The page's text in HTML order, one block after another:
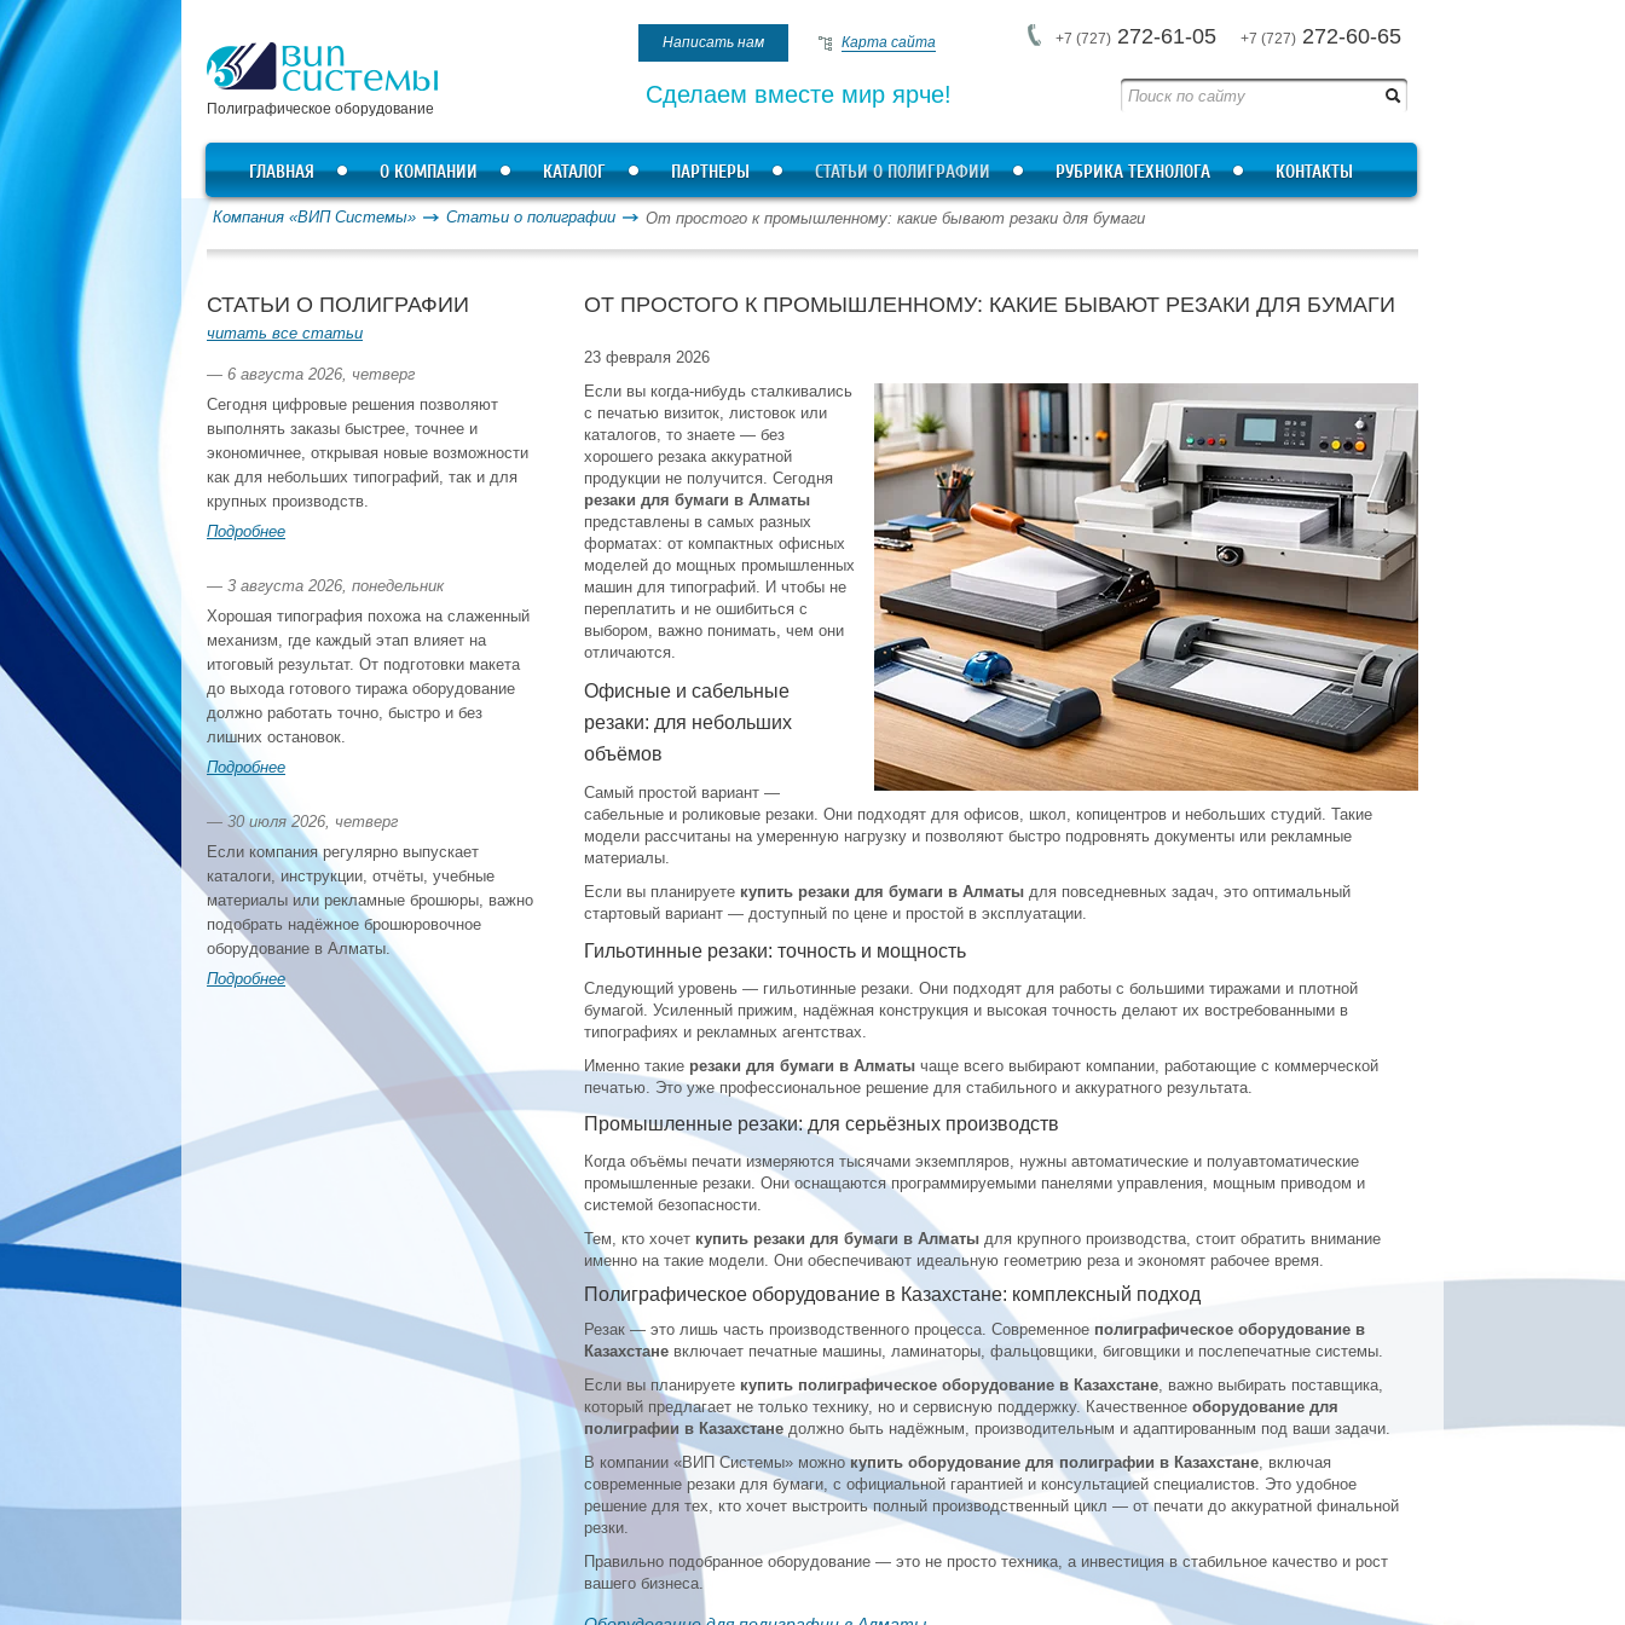
Полиграфическое оборудование
Сделаем вместе мир ярче!
+7 (727) 272-61-05 +7 (727) 272-60-65
Написать нам Карта сайта
ГЛАВНАЯ О КОМПАНИИ КАТАЛОГ ПАРТНЕРЫ СТАТЬИ О ПОЛИГРАФИИ РУБРИКА ТЕХНОЛОГА КОНТАКТЫ
Компания «ВИП Системы» Статьи о полиграфии От простого к промышленному: какие бывают резаки для бумаги
СТАТЬИ О ПОЛИГРАФИИ
читать все статьи
— 6 августа 2026, четверг
Сегодня цифровые решения позволяют
выполнять заказы быстрее, точнее и
экономичнее, открывая новые возможности
как для небольших типографий, так и для
крупных производств.
Подробнее
— 3 августа 2026, понедельник
Хорошая типография похожа на слаженный
механизм, где каждый этап влияет на
итоговый результат. От подготовки макета
до выхода готового тиража оборудование
должно работать точно, быстро и без
лишних остановок.
Подробнее
— 30 июля 2026, четверг
Если компания регулярно выпускает
каталоги, инструкции, отчёты, учебные
материалы или рекламные брошюры, важно
подобрать надёжное брошюровочное
оборудование в Алматы.
Подробнее
ОТ ПРОСТОГО К ПРОМЫШЛЕННОМУ: КАКИЕ БЫВАЮТ РЕЗАКИ ДЛЯ БУМАГИ
23 февраля 2026
Если вы когда-нибудь сталкивались
с печатью визиток, листовок или
каталогов, то знаете — без
хорошего резака аккуратной
продукции не получится. Сегодня
резаки для бумаги в Алматы
представлены в самых разных
форматах: от компактных офисных
моделей до мощных промышленных
машин для типографий. И чтобы не
переплатить и не ошибиться с
выбором, важно понимать, чем они
отличаются.
Офисные и сабельные
резаки: для небольших
объёмов
Самый простой вариант —
сабельные и роликовые резаки. Они подходят для офисов, школ, копицентров и небольших студий. Такие
модели рассчитаны на умеренную нагрузку и позволяют быстро подровнять документы или рекламные
материалы.
Если вы планируете купить резаки для бумаги в Алматы для повседневных задач, это оптимальный
стартовый вариант — доступный по цене и простой в эксплуатации.
Гильотинные резаки: точность и мощность
Следующий уровень — гильотинные резаки. Они подходят для работы с большими тиражами и плотной
бумагой. Усиленный прижим, надёжная конструкция и высокая точность делают их востребованными в
типографиях и рекламных агентствах.
Именно такие резаки для бумаги в Алматы чаще всего выбирают компании, работающие с коммерческой
печатью. Это уже профессиональное решение для стабильного и аккуратного результата.
Промышленные резаки: для серьёзных производств
Когда объёмы печати измеряются тысячами экземпляров, нужны автоматические и полуавтоматические
промышленные резаки. Они оснащаются программируемыми панелями управления, мощным приводом и
системой безопасности.
Тем, кто хочет купить резаки для бумаги в Алматы для крупного производства, стоит обратить внимание
именно на такие модели. Они обеспечивают идеальную геометрию реза и экономят рабочее время.
Полиграфическое оборудование в Казахстане: комплексный подход
Резак — это лишь часть производственного процесса. Современное полиграфическое оборудование в
Казахстане включает печатные машины, ламинаторы, фальцовщики, биговщики и послепечатные системы.
Если вы планируете купить полиграфическое оборудование в Казахстане, важно выбирать поставщика,
который предлагает не только технику, но и сервисную поддержку. Качественное оборудование для
полиграфии в Казахстане должно быть надёжным, производительным и адаптированным под ваши задачи.
В компании «ВИП Системы» можнокупить оборудование для полиграфии в Казахстане, включая
современные резаки для бумаги, с официальной гарантией и консультацией специалистов. Это удобное
решение для тех, кто хочет выстроить полный производственный цикл — от печати до аккуратной финальной
резки.
Правильно подобранное оборудование — это не просто техника, а инвестиция в стабильное качество и рост
вашего бизнеса.